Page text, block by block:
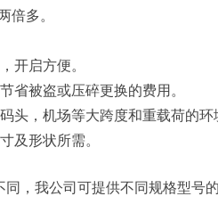
倍多。
开启方便。
省被盗或压碎更换的费用。
头，机场等大跨度和重载荷的环
及形状所需。
，我公司可提供不同规格型号